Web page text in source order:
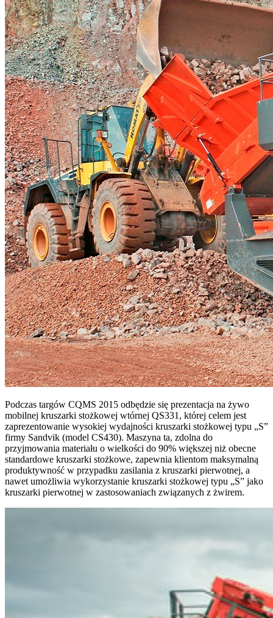
Podczas targów CQMS 2015 odbędzie się prezentacja na żywo
mobilnej kruszarki stożkowej wtórnej QS331, której celem jest
zaprezentowanie wysokiej wydajności kruszarki stożkowej typu „S”
firmy Sandvik (model CS430). Maszyna ta, zdolna do
przyjmowania materiału o wielkości do 90% większej niż obecne
standardowe kruszarki stożkowe, zapewnia klientom maksymalną
produktywność w przypadku zasilania z kruszarki pierwotnej, a
nawet umożliwia wykorzystanie kruszarki stożkowej typu „S” jako
kruszarki pierwotnej w zastosowaniach związanych z żwirem.